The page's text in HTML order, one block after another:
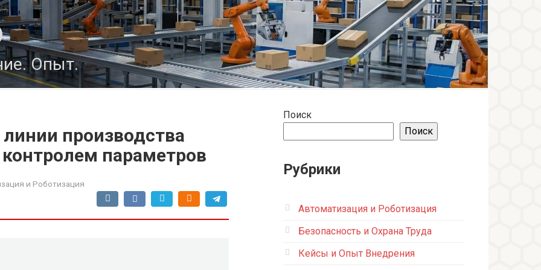
Опыт.
производства
параметров
и Роботизация
Поиск
Поиск
Рубрики
Автоматизация и Роботизация
Безопасность и Охрана Труда
Кейсы и Опыт Внедрения